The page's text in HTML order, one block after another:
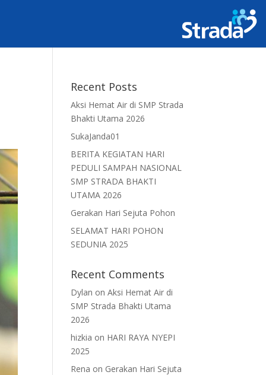
Recent Posts
Aksi Hemat Air di SMP Strada
Bhakti Utama 2026
SukaJanda01
BERITA KEGIATAN HARI
PEDULI SAMPAH NASIONAL
SMP STRADA BHAKTI
UTAMA 2026
Gerakan Hari Sejuta Pohon
SELAMAT HARI POHON
SEDUNIA 2025
Recent Comments
Dylan onAksi Hemat Air di
SMP Strada Bhakti Utama
2026
hizkia on HARI RAYA NYEPI
2025
Rena on Gerakan Hari Sejuta